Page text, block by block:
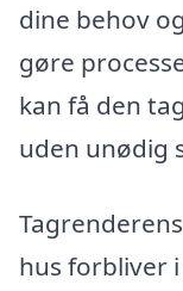
dine behov
gøre
kan få den
uden unødig
hus forbliver